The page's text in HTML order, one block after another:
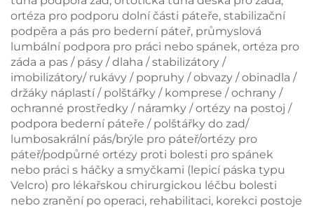
ortéza pro podporu dolní části páteře, stabilizační
podpěra a pás pro bederní páteř, průmyslová
lumbální podpora pro práci nebo spánek, ortéza pro
záda a pas / pásy / dlaha / stabilizátory /
imobilizátory/ rukávy / popruhy / obvazy / obinadla /
držáky náplastí / polštářky / komprese / ochrany /
ochranné prostředky / náramky / ortézy na postoj /
podpora bederní páteře / polštářky do zad/
lumbosakrální pás/brýle pro páteř/ortézy pro
páteř/podpůrné ortézy proti bolesti pro spánek
nebo práci s háčky a smyčkami (lepicí páska typu
Velcro) pro lékařskou chirurgickou léčbu bolesti
nebo zranění po operaci, rehabilitaci, korekci postoje